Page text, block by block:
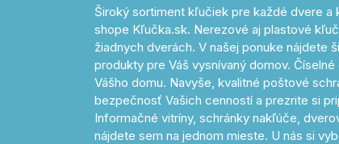
Široký sortiment kľučiek pre každé dvere
shope Kľučka.sk. Nerezové aj plastové
žiadnych dverách. V našej ponuke nájdete
produkty pre Váš vysnívaný domov.
Vášho domu. Navyše, kvalitné poštové
bezpečnosť Vašich cenností a prezrite si
Informačné vitríny, schránky nakľúče,
nájdete sem na jednom mieste. U nás si